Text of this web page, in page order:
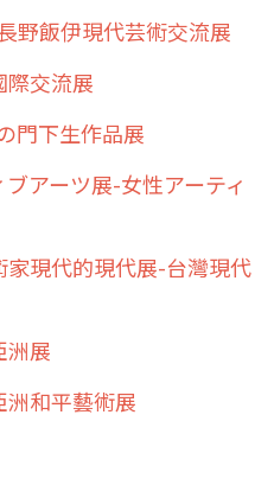
野飯伊現代芸術交流展
際交流展
門下生作品展
アーツ展-女性アーティ
家現代的現代展-台灣現代
洲展
洲和平藝術展